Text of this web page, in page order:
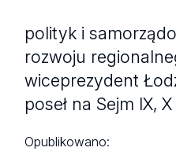
polityk i
rozwoju
wiceprezydent
poseł na Sejm IX,
Opublikowano: